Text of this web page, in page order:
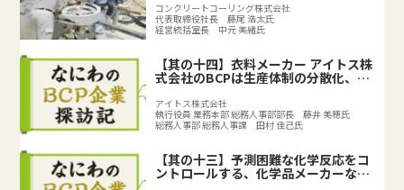
コンクリートコーリング株式会社
代表取締役社長 藤尾 浩太氏
経営統括室長 中元 美緒氏
【其の十四】衣料メーカー アイトス株
式会社のBCPは生産体制の分散化、
強化
アイトス株式会社
執行役員 業務本部 総務人事部部長 藤井 美穂氏
総務人事部 総務人事課 田村 佳己氏
【其の十三】予測困難な化学反応をコ
ントロールする、化学品メーカーなら